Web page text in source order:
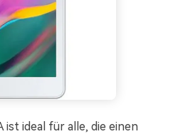
ist ideal für alle, die einen